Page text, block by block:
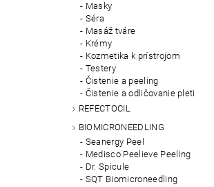
Masky
Séra
Masáž tváre
Krémy
Kozmetika k prístrojom
Testery
Čistenie a peeling
Čistenie a odličovanie pleti
REFECTOCIL
BIOMICRONEEDLING
Seanergy Peel
Medisco Peelieve Peeling
Dr. Spicule
SQT Biomicroneedling